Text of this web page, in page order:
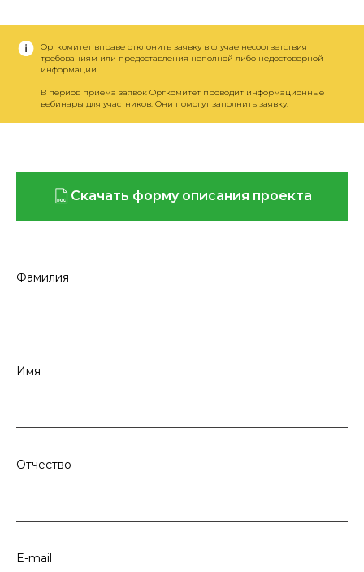
Оргкомитет вправе отклонить заявку в случае несоответствия
требованиям или предоставления неполной либо недостоверной
информации.
В период приёма заявок Оргкомитет проводит информационные
вебинары для участников. Они помогут заполнить заявку.
Скачать форму описания проекта
Фамилия
Имя
Отчество
E-mail